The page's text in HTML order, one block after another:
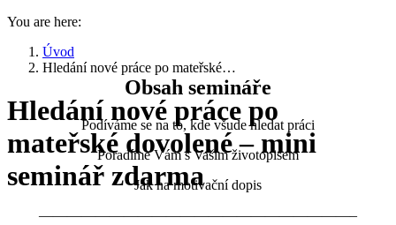
You are here:
Úvod
Hledání nové práce po mateřské…
Hledání nové práce po
mateřské dovolené – mini
seminář zdarma
Obsah semináře
Podíváme se na to, kde všude hledat práci
Poradíme Vám s Vaším životopisem
Jak na motivační dopis
——————————————————————–